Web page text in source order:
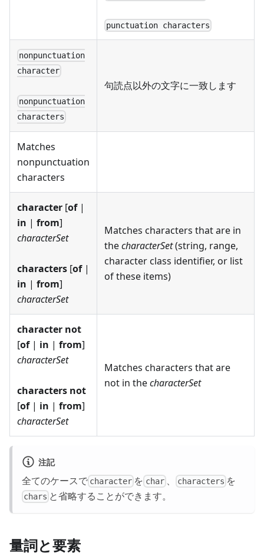
punctuation characters
nonpunctuation
character
nonpunctuation
characters
句読点以外の文字に一致します
Matches
nonpunctuation
characters
character [of|
in | from]
characterSet
characters [of|
in | from]
characterSet
Matches characters that are in
thecharacterSet(string, range,
character class identifier, or list
of these items)
character not
[of| in | from]
characterSet
characters not
[of| in | from]
characterSet
Matches characters that are
not in thecharacterSet
注記
全てのケースで character を char、 characters を
chars と省略することができます。
量詞と要素